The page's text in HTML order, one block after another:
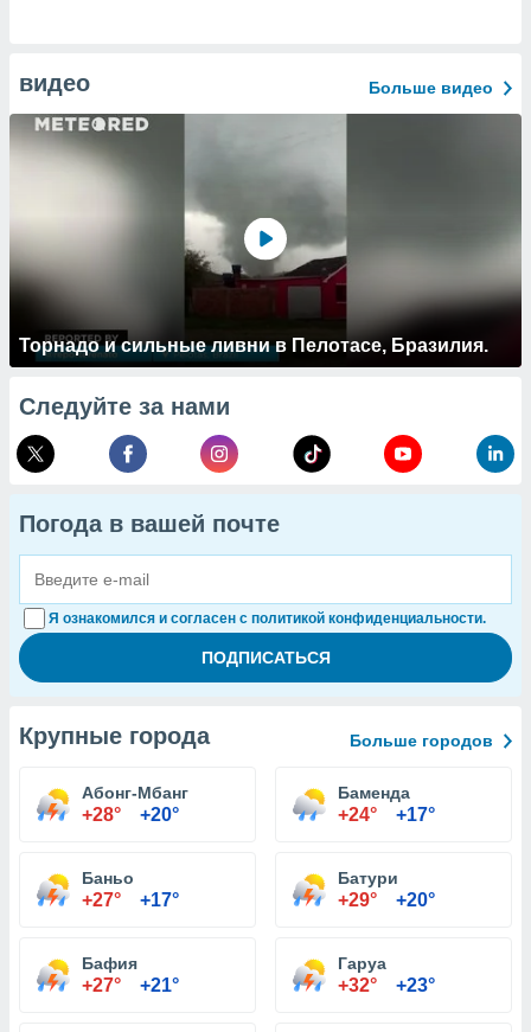
видео Больше видео
Торнадо и сильные ливни в Пелотасе, Бразилия.
Следуйте за нами
Погода в вашей почте
Я ознакомился и согласен с политикой конфиденциальности.
Крупные города Больше городов
Абонг-Мбанг
+28° +20°
Баменда
+24° +17°
Баньо
+27° +17°
Батури
+29° +20°
Бафия
+27° +21°
Гаруа
+32° +23°